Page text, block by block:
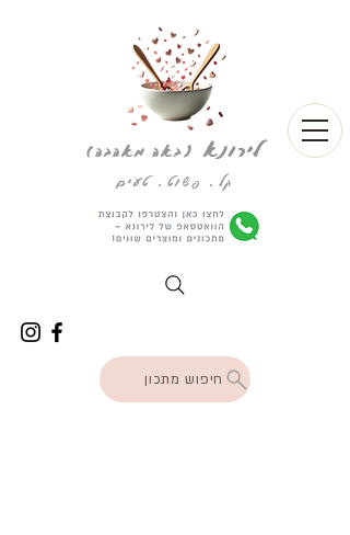
לירונא(באה מאהבה)
קל. פשוט. טעים
חיפוש מתכון